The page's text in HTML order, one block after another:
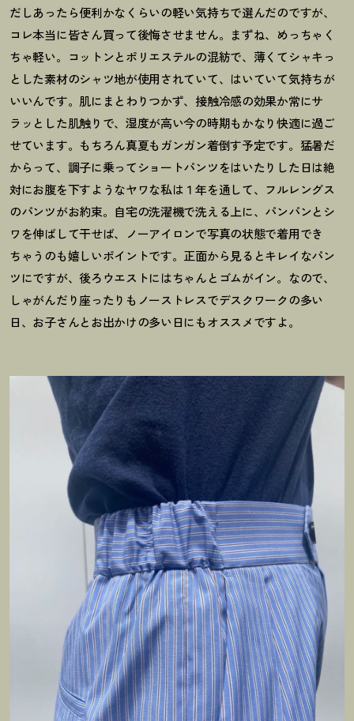
だしあったら便利かなくらいの軽い気持ちで選んだのですが、
コレ本当に皆さん買って後悔させません。まずね、めっちゃく
ちゃ軽い。コットンとポリエステルの混紡で、薄くてシャキっ
とした素材のシャツ地が使用されていて、はいていて気持ちが
いいんです。肌にまとわりつかず、接触冷感の効果か常にサ
ラッとした肌触りで、湿度が高い今の時期もかなり快適に過ご
せています。もちろん真夏もガンガン着倒す予定です。猛暑だ
からって、調子に乗ってショートパンツをはいたりした日は絶
対にお腹を下すようなヤワな私は１年を通して、フルレングス
のパンツがお約束。自宅の洗濯機で洗える上に、パンパンとシ
ワを伸ばして干せば、ノーアイロンで写真の状態で着用でき
ちゃうのも嬉しいポイントです。正面から見るとキレイなパン
ツにですが、後ろウエストにはちゃんとゴムがイン。なので、
しゃがんだり座ったりもノーストレスでデスクワークの多い
日、お子さんとお出かけの多い日にもオススメですよ。